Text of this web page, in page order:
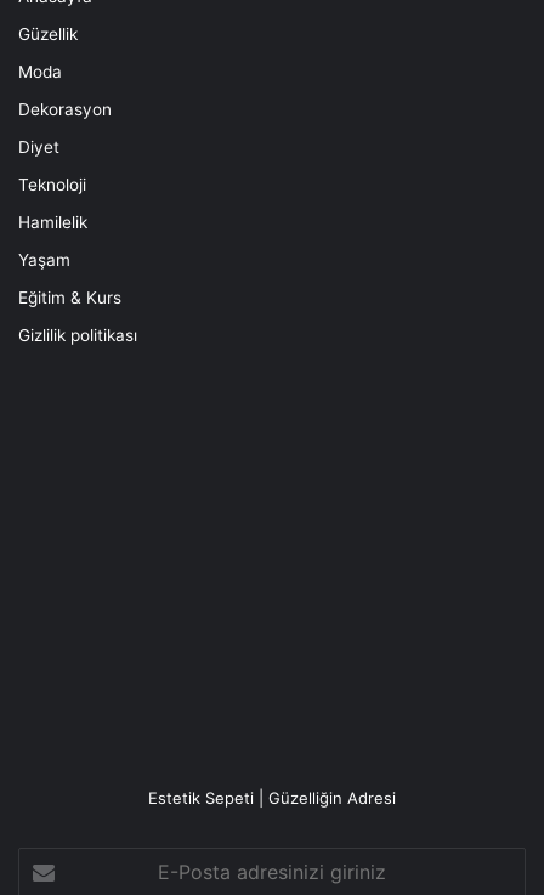
Güzellik
Moda
Dekorasyon
Diyet
Teknoloji
Hamilelik
Yaşam
Eğitim & Kurs
Gizlilik politikası
Estetik Sepeti | Güzelliğin Adresi
Posta